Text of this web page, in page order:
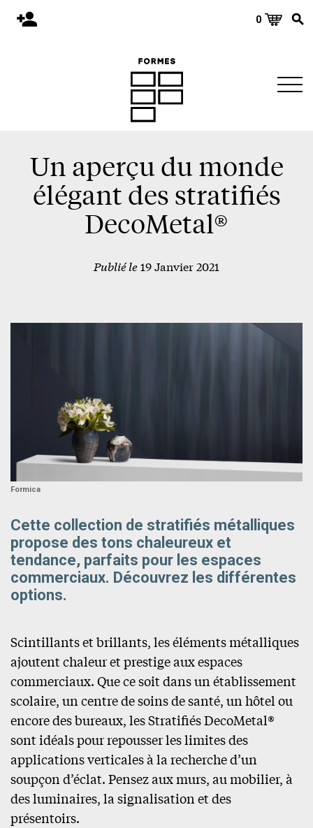
0
Matériaux
Environnement
Événements et conférences
Un aperçu du monde
élégant des stratifiés
DecoMetal®
Publié le19 Janvier 2021
Formica
Cette collection de stratifiés métalliques
propose des tons chaleureux et
tendance, parfaits pour les espaces
commerciaux. Découvrez les différentes
options.
Scintillants et brillants, les éléments métalliques
ajoutent chaleur et prestige aux espaces
commerciaux. Que ce soit dans un établissement
scolaire, un centre de soins de santé, un hôtel ou
encore des bureaux, les Stratifiés DecoMetal®
sont idéals pour repousser les limites des
applications verticales à la recherche d’un
soupçon d’éclat. Pensez aux murs, au mobilier, à
des luminaires, la signalisation et des
présentoirs.